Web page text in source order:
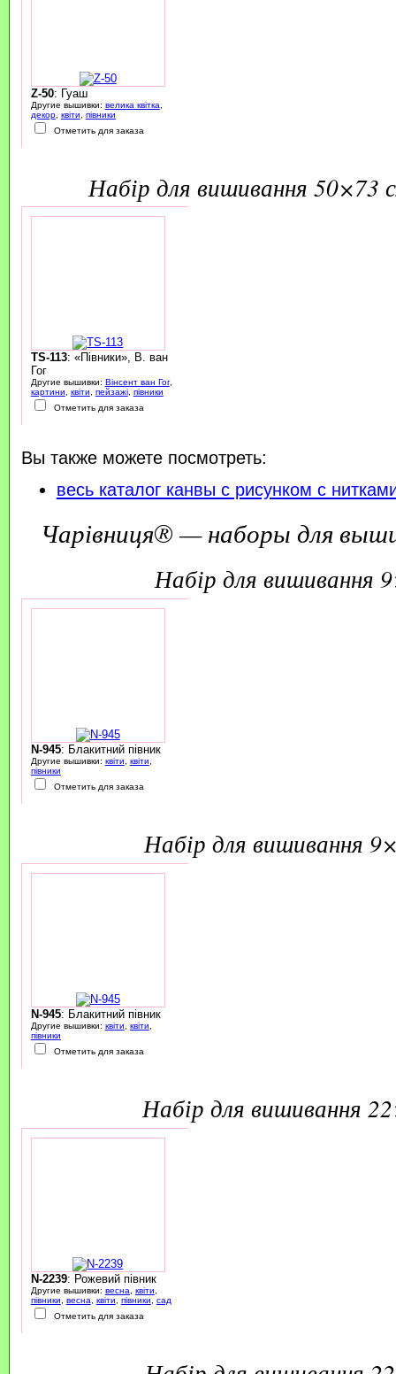
Z-50: Гуаш
Другие вышивки: велика квітка
декор, квіти
півники
Отметить для заказа
набір для вишивання
TS-113: «Півники», В. ван
Гог
Другие вышивки: Вінсент ван Гог,
картини, квіти, пейзажі, півники
Отметить для заказа
Вы также можете посмотреть:
весь каталог канвы с рисунком с
Чарівниця® — наборы для
набір для вишивання
N-945: Блакитний півник
Другие вышивки: квіти квіти
півники
Отметить для заказа
набір для вишивання
N-945: Блакитний півник
Другие вышивки: квіти квіти
півники
Отметить для заказа
набір для вишивання
N-2239: Рожевий півник
Другие вышивки: весна квіти
півники
весна квіти півники
сад
Отметить для заказа